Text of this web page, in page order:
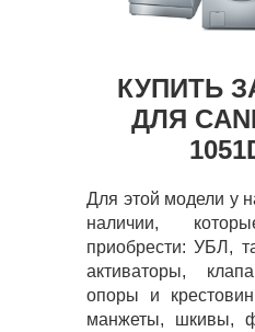
КУПИТЬ
ДЛЯ
Для этой модели у
наличии,
приобрести: УБЛ,
активаторы,
опоры и
манжеты, шкивы,